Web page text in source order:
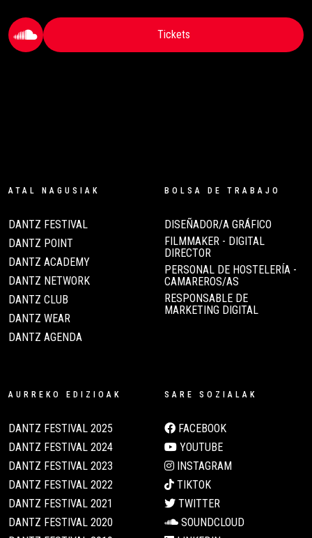
Tickets
ATAL NAGUSIAK
DANTZ FESTIVAL
DANTZ POINT
DANTZ ACADEMY
DANTZ NETWORK
DANTZ CLUB
DANTZ WEAR
DANTZ AGENDA
BOLSA DE TRABAJO
DISEÑADOR/A GRÁFICO
FILMMAKER - DIGITAL
DIRECTOR
PERSONAL DE HOSTELERÍA -
CAMAREROS/AS
RESPONSABLE DE
MARKETING DIGITAL
AURREKO EDIZIOAK
DANTZ FESTIVAL 2025
DANTZ FESTIVAL 2024
DANTZ FESTIVAL 2023
DANTZ FESTIVAL 2022
DANTZ FESTIVAL 2021
DANTZ FESTIVAL 2020
SARE SOZIALAK
FACEBOOK
YOUTUBE
INSTAGRAM
TIKTOK
TWITTER
SOUNDCLOUD